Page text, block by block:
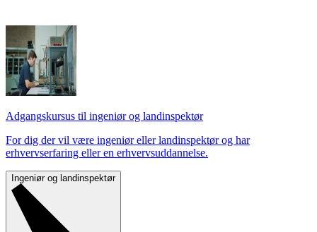
Adgangskursus til ingeniør og landinspektør
For dig der vil være ingeniør eller landinspektør og har
erhvervserfaring eller en erhvervsuddannelse.
Ingeniør og landinspektør